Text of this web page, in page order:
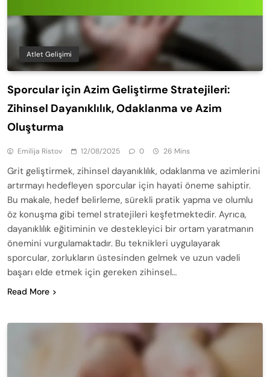
Atlet Gelişimi
Sporcular için Azim Geliştirme Stratejileri:
Zihinsel Dayanıklılık, Odaklanma ve Azim
Oluşturma
Emilija Ristov 12/08/2025 0 26 Mins
Grit geliştirmek, zihinsel dayanıklılık, odaklanma ve azimlerini
artırmayı hedefleyen sporcular için hayati öneme sahiptir.
Bu makale, hedef belirleme, sürekli pratik yapma ve olumlu
öz konuşma gibi temel stratejileri keşfetmektedir. Ayrıca,
dayanıklılık eğitiminin ve destekleyici bir ortam yaratmanın
önemini vurgulamaktadır. Bu teknikleri uygulayarak
sporcular, zorlukların üstesinden gelmek ve uzun vadeli
başarı elde etmek için gereken zihinsel…
Read More